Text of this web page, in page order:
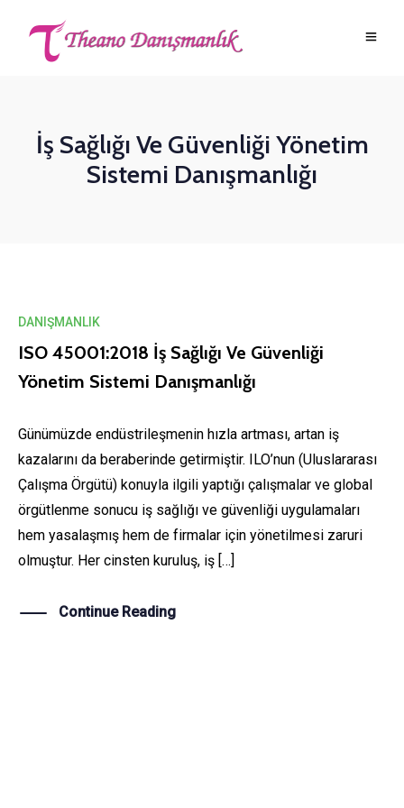
İş Sağlığı Ve Güvenliği Yönetim
Sistemi Danışmanlığı
DANIŞMANLIK
ISO 45001:2018 İş Sağlığı Ve Güvenliği
Yönetim Sistemi Danışmanlığı
Günümüzde endüstrileşmenin hızla artması, artan iş
kazalarını da beraberinde getirmiştir. ILO’nun (Uluslararası
Çalışma Örgütü) konuyla ilgili yaptığı çalışmalar ve global
örgütlenme sonucu iş sağlığı ve güvenliği uygulamaları
hem yasalaşmış hem de firmalar için yönetilmesi zaruri
olmuştur. Her cinsten kuruluş, iş […]
Continue Reading